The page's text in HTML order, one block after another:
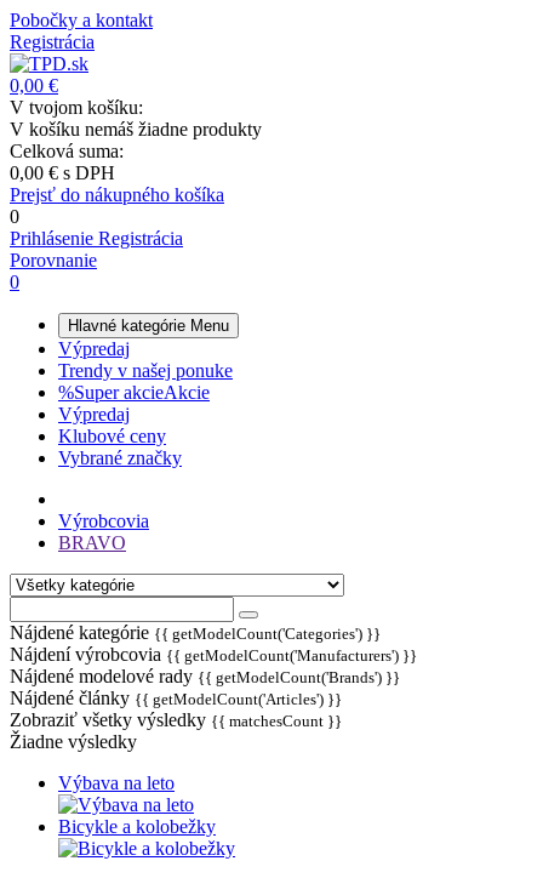
Pobočky a kontakt
Registrácia
0,00 €
V tvojom košíku:
V košíku nemáš žiadne produkty
Celková suma:
0,00 € s DPH
Prejsť do nákupného košíka
0
Prihlásenie Registrácia
Porovnanie
0
Hlavné kategórie Menu
Výpredaj
Trendy v našej ponuke
%Super akcieAkcie
Výpredaj
Klubové ceny
Vybrané značky
Výrobcovia
BRAVO
Nájdené kategórie {{ getModelCount('Categories') }}
Nájdení výrobcovia {{ getModelCount('Manufacturers') }}
Nájdené modelové rady {{ getModelCount('Brands') }}
Nájdené články {{ getModelCount('Articles') }}
Zobraziť všetky výsledky {{ matchesCount }}
Žiadne výsledky
Výbava na leto
Bicykle a kolobežky